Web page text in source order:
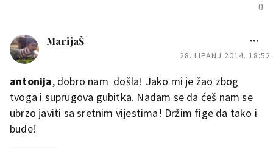
0
MarijaŠ
28. LIPANJ 2014. 18:52
antonija, dobro nam došla! Jako mi je žao zbog
tvoga i suprugova gubitka. Nadam se da ćeš nam se
ubrzo javiti sa sretnim vijestima! Držim fige da tako i
bude!